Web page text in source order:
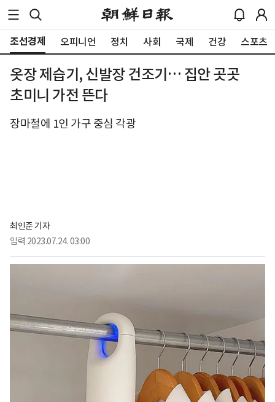
조선경제 오피니언 정치 사회 국제 건강 스포츠
옷장 제습기, 신발장 건조기… 집안 곳곳
초미니 가전 뜬다
장마철에 1인 가구 중심 각광
최인준 기자
입력 2023.07.24. 03:00